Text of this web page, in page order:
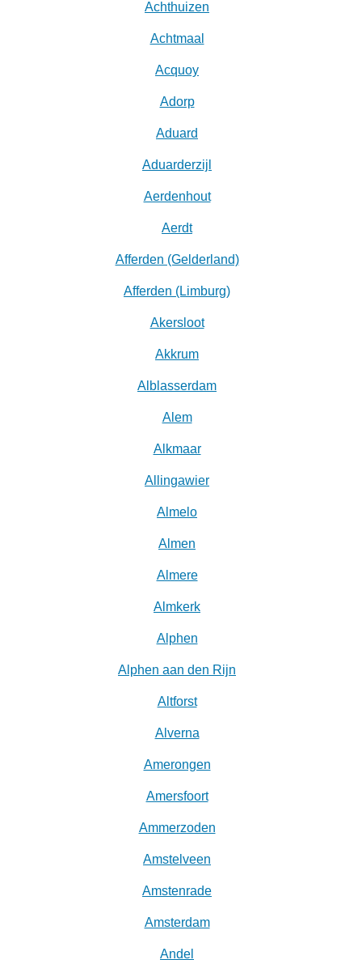
Achthuizen
Achtmaal
Acquoy
Adorp
Aduard
Aduarderzijl
Aerdenhout
Aerdt
Afferden (Gelderland)
Afferden (Limburg)
Akersloot
Akkrum
Alblasserdam
Alem
Alkmaar
Allingawier
Almelo
Almen
Almere
Almkerk
Alphen
Alphen aan den Rijn
Altforst
Alverna
Amerongen
Amersfoort
Ammerzoden
Amstelveen
Amstenrade
Amsterdam
Andel